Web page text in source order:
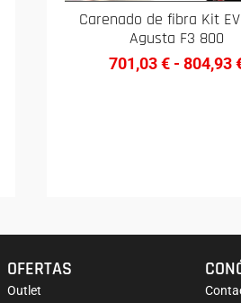
Carenado de fibra Kit
Agusta F3 800
701,03€ - 804,93
OFERTAS
Outlet